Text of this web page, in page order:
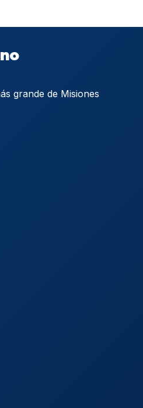
grande de Misiones